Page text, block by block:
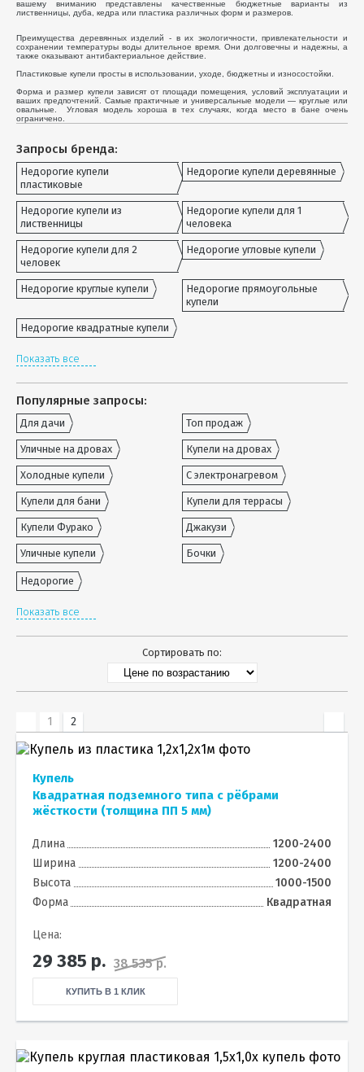
вашему вниманию представлены качественные бюджетные варианты из
лиственницы, дуба, кедра или пластика различных форм и размеров.
Преимущества деревянных изделий - в их экологичности, привлекательности и
сохранении температуры воды длительное время. Они долговечны и надежны, а
также оказывают антибактериальное действие.
Пластиковые купели просты в использовании, уходе, бюджетны и износостойки.
Форма и размер купели зависят от площади помещения, условий эксплуатации и
ваших предпочтений. Самые практичные и универсальные модели — круглые или
овальные. Угловая модель хороша в тех случаях, когда место в бане очень
ограничено.
Запросы бренда:
Недорогие купели
пластиковые
Недорогие купели деревянные
Недорогие купели из
лиственницы
Недорогие купели для 1
человека
Недорогие купели для 2
человек
Недорогие угловые купели
Недорогие круглые купели
Недорогие прямоугольные
купели
Недорогие квадратные купели
Показать все
Популярные запросы:
Для дачи Топ продаж
Уличные на дровах Купели на дровах
Холодные купели С электронагревом
Купели для бани Купели для террасы
Купели Фурако Джакузи
Уличные купели Бочки
Недорогие
Показать все
Сортировать по:
1 2
Купель
Квадратная подземного типа с рёбрами
жёсткости (толщина ПП 5 мм)
Длина
1200-2400
Ширина
1200-2400
Высота
1000-1500
Форма
Квадратная
Цена:
29 385 р. 38 535 р.
КУПИТЬ В 1 КЛИК